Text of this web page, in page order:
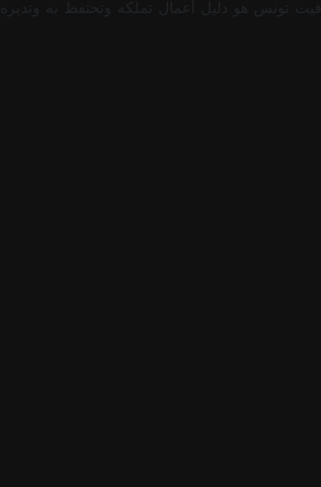
تونس هو دليل أعمال تملكه وتحتفظ به وتديره